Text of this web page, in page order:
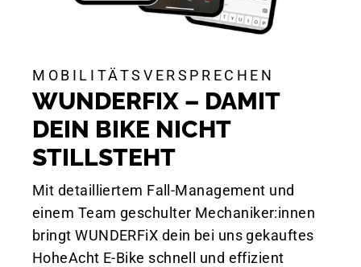
MOBILITÄTSVERSPRECHEN
WUNDERFIX – DAMIT
DEIN BIKE NICHT
STILLSTEHT
Mit detailliertem Fall-Management und
einem Team geschulter Mechaniker:innen
bringt WUNDERFiX dein bei uns gekauftes
HoheAcht E-Bike schnell und effizient